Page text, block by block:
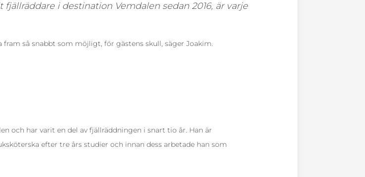
i destination Vemdalen sedan 2016, är varje
så snabbt som möjligt, för gästens skull, säger Joakim.
och har varit en del av fjällräddningen i snart tio år. Han är
efter tre års studier och innan dess arbetade han som